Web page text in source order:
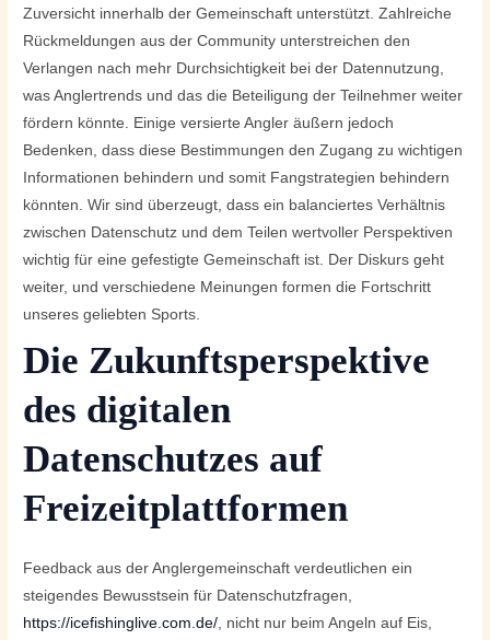
Zuversicht innerhalb der Gemeinschaft unterstützt. Zahlreiche
Rückmeldungen aus der Community unterstreichen den
Verlangen nach mehr Durchsichtigkeit bei der Datennutzung,
was Anglertrends und das die Beteiligung der Teilnehmer weiter
fördern könnte. Einige versierte Angler äußern jedoch
Bedenken, dass diese Bestimmungen den Zugang zu wichtigen
Informationen behindern und somit Fangstrategien behindern
könnten. Wir sind überzeugt, dass ein balanciertes Verhältnis
zwischen Datenschutz und dem Teilen wertvoller Perspektiven
wichtig für eine gefestigte Gemeinschaft ist. Der Diskurs geht
weiter, und verschiedene Meinungen formen die Fortschritt
unseres geliebten Sports.
Die Zukunftsperspektive
des digitalen
Datenschutzes auf
Freizeitplattformen
Feedback aus der Anglergemeinschaft verdeutlichen ein
steigendes Bewusstsein für Datenschutzfragen,
https://icefishinglive.com.de/ , nicht nur beim Angeln auf Eis,